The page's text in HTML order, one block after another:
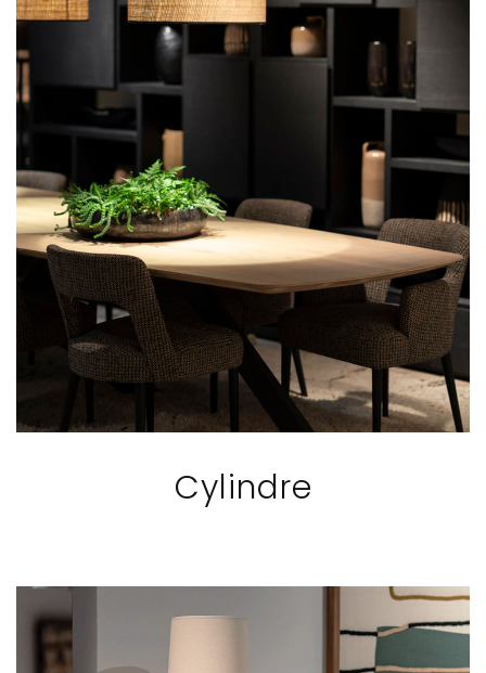
Cylindre